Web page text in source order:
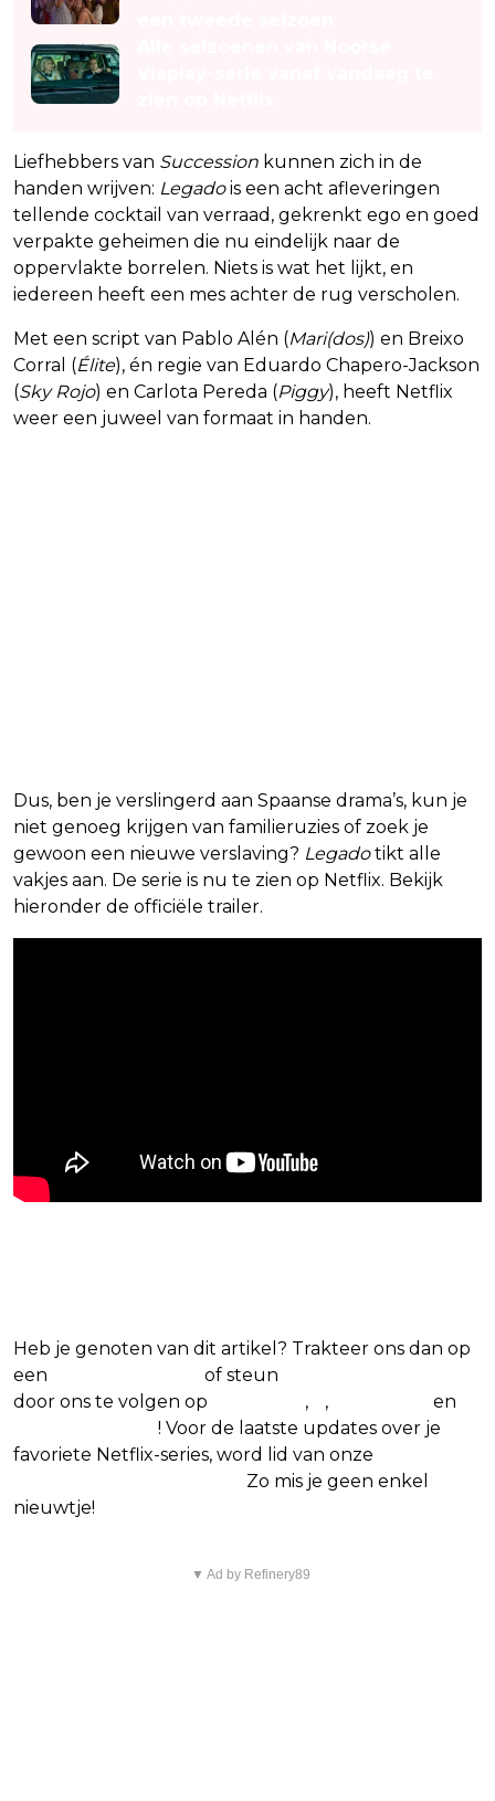
Liefhebbers van Succession kunnen zich in de
handen wrijven: Legadois een acht afleveringen
tellende cocktail van verraad, gekrenkt ego en goed
verpakte geheimen die nu eindelijk naar de
oppervlakte borrelen. Niets is wat het lijkt, en
iedereen heeft een mes achter de rug verscholen.
Met een script van Pablo Alén (Mari(dos)) en Breixo
Corral (Élite), én regie van Eduardo Chapero-Jackson
(Sky Rojo) en Carlota Pereda (Piggy), heeft Netflix
weer een juweel van formaat in handen.
Dus, ben je verslingerd aan Spaanse drama’s, kun je
niet genoeg krijgen van familieruzies of zoek je
gewoon een nieuwe verslaving? Legadotikt alle
vakjes aan. De serie is nu te zien op Netflix. Bekijk
hieronder de officiële trailer.
Heb je genoten van dit artikel? Trakteer ons dan op
een
of steun
door ons te volgen op
, ,
en
! Voor de laatste updates over je
favoriete Netflix-series, word lid van onze
Zo mis je geen enkel
nieuwtje!
▼ Ad by Refinery89